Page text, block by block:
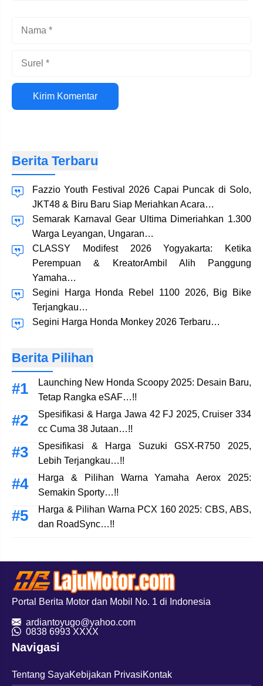
Situs
web
Berita Terbaru
Fazzio Youth Festival 2026 Capai Puncak di Solo,
JKT48 & Biru Baru Siap Meriahkan Acara…
Semarak Karnaval Gear Ultima Dimeriahkan 1.300
Warga Leyangan, Ungaran…
CLASSY Modifest 2026 Yogyakarta: Ketika
Perempuan & KreatorAmbil Alih Panggung
Yamaha…
Segini Harga Honda Rebel 1100 2026, Big Bike
Terjangkau…
Segini Harga Honda Monkey 2026 Terbaru…
Berita Pilihan
Launching New Honda Scoopy 2025: Desain Baru,
Tetap Rangka eSAF…!!
Spesifikasi & Harga Jawa 42 FJ 2025, Cruiser 334
cc Cuma 38 Jutaan…!!
Spesifikasi & Harga Suzuki GSX-R750 2025,
Lebih Terjangkau…!!
Harga & Pilihan Warna Yamaha Aerox 2025:
Semakin Sporty…!!
Harga & Pilihan Warna PCX 160 2025: CBS, ABS,
dan RoadSync…!!
Portal Berita Motor dan Mobil No. 1 di Indonesia
ardiantoyugo@yahoo.com
0838 6993 XXXX
Navigasi
Tentang SayaKebijakan PrivasiKontak